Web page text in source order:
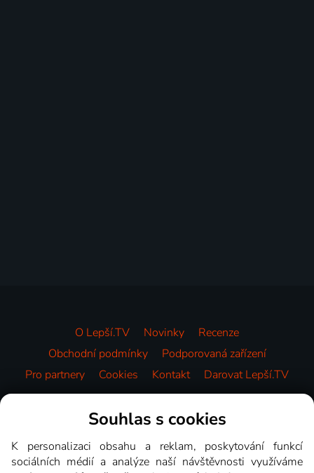
O Lepší.TV Novinky
Recenze
Obchodní podmínky
Podporovaná zařízení
Pro partnery
Cookies Kontakt Darovat Lepší.TV
Videotéka
Souhlas s cookies
K personalizaci obsahu a reklam, poskytování funkcí
sociálních médií a analýze naší návštěvnosti využíváme